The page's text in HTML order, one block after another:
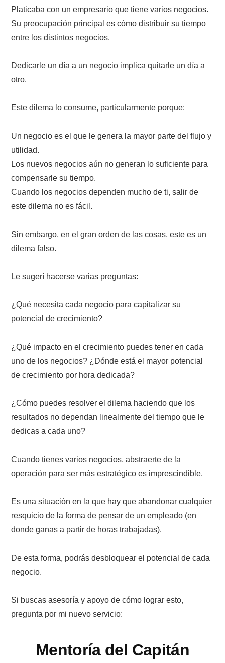
Platicaba con un empresario que tiene varios negocios.
Su preocupación principal es cómo distribuir su tiempo
entre los distintos negocios.
Dedicarle un día a un negocio implica quitarle un día a
otro.
Este dilema lo consume, particularmente porque:
Un negocio es el que le genera la mayor parte del flujo y
utilidad.
Los nuevos negocios aún no generan lo suficiente para
compensarle su tiempo.
Cuando los negocios dependen mucho de ti, salir de
este dilema no es fácil.
Sin embargo, en el gran orden de las cosas, este es un
dilema falso.
Le sugerí hacerse varias preguntas:
¿Qué necesita cada negocio para capitalizar su
potencial de crecimiento?
¿Qué impacto en el crecimiento puedes tener en cada
uno de los negocios? ¿Dónde está el mayor potencial
de crecimiento por hora dedicada?
¿Cómo puedes resolver el dilema haciendo que los
resultados no dependan linealmente del tiempo que le
dedicas a cada uno?
Cuando tienes varios negocios, abstraerte de la
operación para ser más estratégico es imprescindible.
Es una situación en la que hay que abandonar cualquier
resquicio de la forma de pensar de un empleado (en
donde ganas a partir de horas trabajadas).
De esta forma, podrás desbloquear el potencial de cada
negocio.
Si buscas asesoría y apoyo de cómo lograr esto,
pregunta por mi nuevo servicio:
Mentoría del Capitán